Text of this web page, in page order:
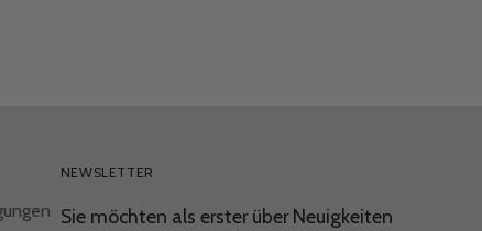
NEWSLETTER
Sie möchten als erster über Neuigkeiten